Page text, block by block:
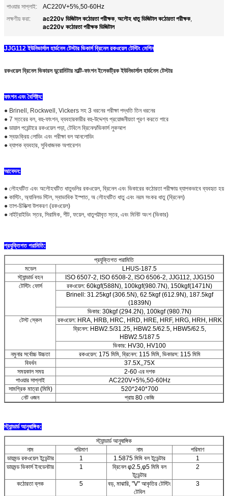
পাওয়ার সাপ্লাই:
AC220V+5%,50-60Hz
লক্ষণীয় করা:
ac220v ডিজিটাল কঠোরতা পরীক্ষক, অলৌহ ধাতু ডিজিটাল কঠোরতা পরীক্ষক,
ac220v কঠোরতা পরীক্ষক ডিজিটাল
JJG112 ইউনিভার্সাল হার্ডনেস টেস্টার ভিকার্স ব্রিনেল রকওয়েল টেস্টিং মেশিন
রকওয়েল ব্রিনেল ভিকারস ডুরোমিটার মাল্টি-ফাংশন ইলেকট্রিক ইউনিভার্সাল হার্ডনেস টেস্টার
ফাংশন এবং বৈশিষ্ট্য:
● Brinell, Rockwell, Vickers সহ 3 ধরনের পরীক্ষা পদ্ধতি তিন ধরনের
● 7 স্তরের বল, বহু-ফাংশন, ব্যবহারকারীর বহু-উদ্দেশ্য প্রয়োজনীয়তা পূরণ করতে পারে
● ডায়াল পয়েন্টারে রকওয়েল পড়া, টেবিলে ব্রিনেল/ভিকার্স লুকআপ
● স্বয়ংক্রিয় লোডিং এবং পরীক্ষা বল আনলোডিং
● ব্যাপক ব্যবহার, সুবিধাজনক অপারেশন
আবেদন:
● লৌহঘটিত এবং অলৌহঘটিত ধাতুগুলির রকওয়েল, ব্রিনেল এবং ভিকারের কঠোরতা পরীক্ষায় ব্যাপকভাবে ব্যবহৃত হয়
● কাস্টিং, অ্যানিলড স্টিল, স্বাভাবিক ইস্পাত, অ লৌহঘটিত ধাতু এবং নরম সংকর ধাতু (ব্রিনেল)
● তাপ-চিকিত্সা উপকরণ (রকওয়েল)
● নাইট্রাইডিং স্তর, সিরামিক, শীট, ফয়েল, ধাতুপট্টাবৃত স্তর, এবং মিনিট অংশ (ভিকার)
প্রযুক্তিগত পরামিতি:
প্রযুক্তিগত পরামিতি
মডেল
LHUS-187.5
স্ট্যান্ডার্ড বহন
ISO 6507-2, ISO 6508-2, ISO 6506-2, JJG112, JJG150
টেস্টিং ফোর্স
রকওয়েল: 60kgf(588N), 100kgf(980.7N), 150kgf(1471N)
Brinell: 31.25kgf (306.5N), 62.5kgf (612.9N), 187.5kgf
(1839N)
ভিকার: 30kgf (294.2N), 100kgf (980.7N)
টেস্ট স্কেল
রকওয়েল: HRA, HRB, HRC, HRD, HRE, HRF, HRG, HRH, HRK
ব্রিনেল: HBW2.5/31.25, HBW2.5/62.5, HBW5/62.5,
HBW2.5/187.5
ভিকার: HV30, HV100
নমুনার সর্বোচ্চ উচ্চতা
রকওয়েল: 175 মিমি, ব্রিনেল: 115 মিমি, ভিকারস: 115 মিমি
বিবর্ধন
37.5X,,75X
সময়কাল সময়
2-60 এর দশক
পাওয়ার সাপ্লাই
AC220V+5%,50-60Hz
সামগ্রিক মাত্রা (মিমি)
520*240*700
নেট ওজন
প্রায় 80 কেজি
স্ট্যান্ডার্ড আনুষাঙ্গিক:
স্ট্যান্ডার্ড আনুষাঙ্গিক
নাম
পরিমাণ নাম
পরিমাণ
ডায়মন্ড রকওয়েল ইন্ডেন্টার
1 1.5875 মিমি বল ইন্ডেন্টার
1
ডায়মন্ড ভিকার্স ইনডেনটার
1
ব্রিনেল φ2.5,φ5 মিমি বল
ইন্ডেন্টার
2
কঠোরতা ব্লক 5
বড়, মাঝারি, "V" আকৃতির টেস্টিং
টেবিল
3